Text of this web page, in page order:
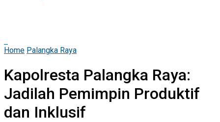
Home Palangka Raya
Kapolresta Palangka Raya:
Jadilah Pemimpin Produktif
dan Inklusif